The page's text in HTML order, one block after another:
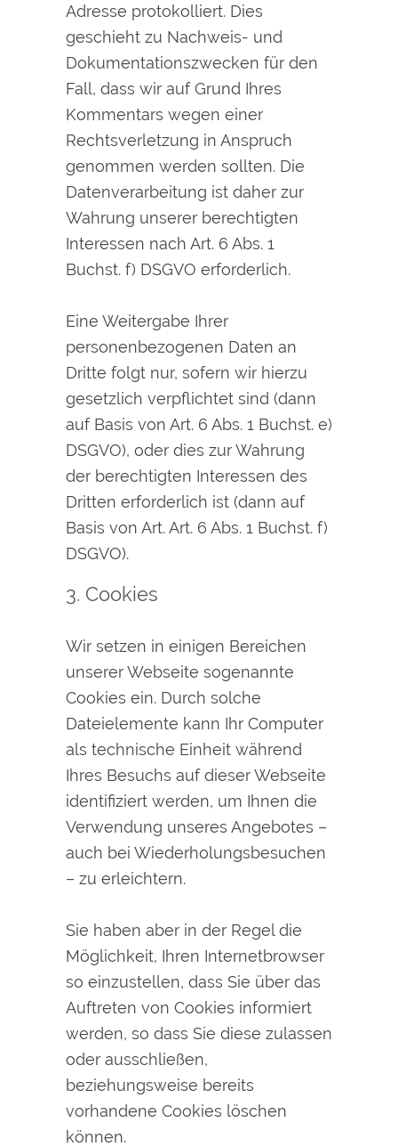
Adresse protokolliert. Dies
geschieht zu Nachweis- und
Dokumentationszwecken für den
Fall, dass wir auf Grund Ihres
Kommentars wegen einer
Rechtsverletzung in Anspruch
genommen werden sollten. Die
Datenverarbeitung ist daher zur
Wahrung unserer berechtigten
Interessen nach Art. 6 Abs. 1
Buchst. f) DSGVO erforderlich.
Eine Weitergabe Ihrer
personenbezogenen Daten an
Dritte folgt nur, sofern wir hierzu
gesetzlich verpflichtet sind (dann
auf Basis von Art. 6 Abs. 1 Buchst. e)
DSGVO), oder dies zur Wahrung
der berechtigten Interessen des
Dritten erforderlich ist (dann auf
Basis von Art. Art. 6 Abs. 1 Buchst. f)
DSGVO).
3. Cookies
Wir setzen in einigen Bereichen
unserer Webseite sogenannte
Cookies ein. Durch solche
Dateielemente kann Ihr Computer
als technische Einheit während
Ihres Besuchs auf dieser Webseite
identifiziert werden, um Ihnen die
Verwendung unseres Angebotes –
auch bei Wiederholungsbesuchen
– zu erleichtern.
Sie haben aber in der Regel die
Möglichkeit, Ihren Internetbrowser
so einzustellen, dass Sie über das
Auftreten von Cookies informiert
werden, so dass Sie diese zulassen
oder ausschließen,
beziehungsweise bereits
vorhandene Cookies löschen
können.